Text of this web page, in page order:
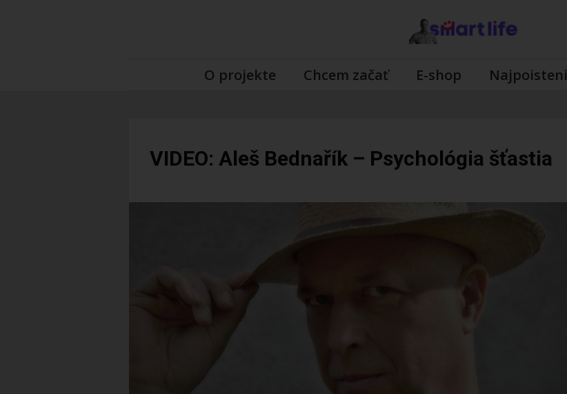
O projekte Chcem začať E-shop
VIDEO: Aleš Bednařík – Psychológia šťastia